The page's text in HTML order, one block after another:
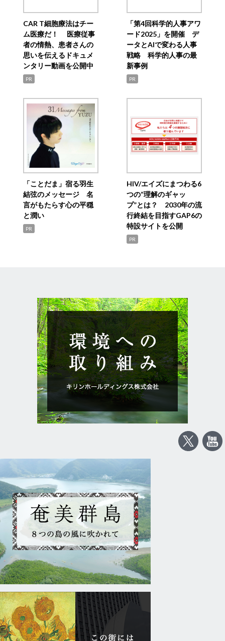
CAR T細胞療法はチー
ム医療だ！ 医療従事
者の情熱、患者さんの
思いを伝えるドキュメ
ンタリー動画を公開中
PR
「第4回科学的人事アワ
ード2025」を開催 デ
ータとAIで変わる人事
戦略 科学的人事の最
新事例
PR
「ことだま」宿る羽生
結弦のメッセージ 名
言がもたらす心の平穏
と潤い
PR
HIV/エイズにまつわる6
つの“理解のギャッ
プ”とは？ 2030年の流
行終結を目指すGAP6の
特設サイトを公開
PR